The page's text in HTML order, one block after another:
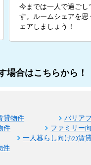
今までは一人で過ごし
す。ルームシェアを
ェアしましょう！
場合はこちらから！
貸物件
バリア
件 ファミリー
一人暮らし向けの賃
件